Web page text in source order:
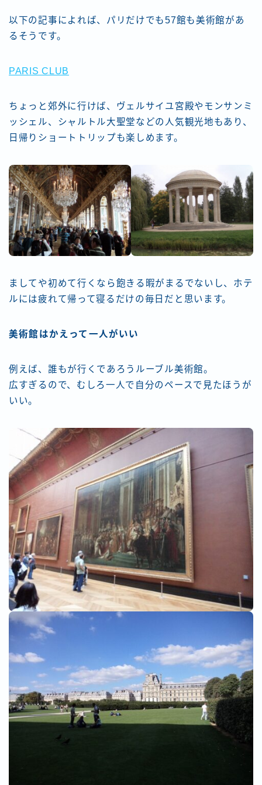
以下の記事によれば、パリだけでも57館も美術館があ
るそうです。
PARIS CLUB
ちょっと郊外に行けば、ヴェルサイユ宮殿やモンサンミ
ッシェル、シャルトル大聖堂などの人気観光地もあり、
日帰りショートトリップも楽しめます。
ましてや初めて行くなら飽きる暇がまるでないし、ホテ
ルには疲れて帰って寝るだけの毎日だと思います。
美術館はかえって一人がいい
例えば、誰もが行くであろうルーブル美術館。
広すぎるので、むしろ一人で自分のペースで見たほうが
いい。